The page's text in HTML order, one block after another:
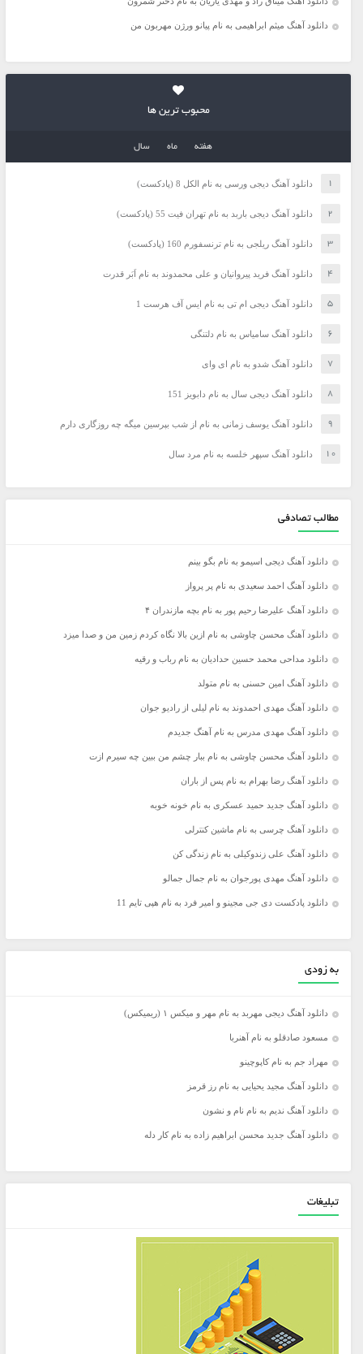
دانلود آهنگ میثم ابراهیمی به نام پیانو ورژن مهربون من
محبوب ترین ها
هفته ماه سال
دانلود آهنگ دیجی ورسی به نام الکل 8 (پادکست)
دانلود آهنگ دیجی باربد به نام تهران فیت 55 (پادکست)
دانلود آهنگ ریلجی به نام ترنسفورم 160 (پادکست)
دانلود آهنگ فرید پیروانیان و علی محمدوند به نام اَبَر قدرت
دانلود آهنگ دیجی ام تی به نام ایس آف هرست 1
دانلود آهنگ سامیاس به نام دلتنگی
دانلود آهنگ شدو به نام ای وای
دانلود آهنگ دیجی سال به نام دابویز 151
دانلود آهنگ یوسف زمانی به نام از شب بپرسین میگه چه روزگاری دارم
دانلود آهنگ سپهر خلسه به نام مرد سال
مطالب تصادفی
دانلود آهنگ دیجی اسیمو به نام بگو بینم
دانلود آهنگ احمد سعیدی به نام پر پرواز
دانلود آهنگ علیرضا رحیم پور به نام بچه مازندران ۴
دانلود آهنگ محسن چاوشی به نام ازین بالا نگاه کردم زمین من و صدا میزد
دانلود مداحی محمد حسین حدادیان به نام رباب و رقیه
دانلود آهنگ امین حسنی به نام متولد
دانلود آهنگ مهدی احمدوند به نام لیلی از رادیو جوان
دانلود آهنگ مهدی مدرس به نام آهنگ جدیدم
دانلود آهنگ محسن چاوشی به نام ببار چشم من ببین چه سیرم ازت
دانلود آهنگ رضا بهرام به نام پس از باران
دانلود آهنگ جدید حمید عسکری به نام خونه خوبه
دانلود آهنگ چرسی به نام ماشین کنترلی
دانلود آهنگ علی زندوکیلی به نام زندگی کن
دانلود آهنگ مهدی پورجوان به نام جمال جمالو
دانلود پادکست دی جی مجینو و امیر فرد به نام هپی تایم 11
به زودی
دانلود آهنگ دیجی مهربد به نام مهر و میکس ۱ (ریمیکس)
مسعود صادقلو به نام آهنربا
مهراد جم به نام کاپوچینو
دانلود آهنگ مجید یحیایی به نام رز قرمز
دانلود آهنگ ندیم به نام نام و نشون
دانلود آهنگ جدید محسن ابراهیم زاده به نام کار دله
تبلیغات